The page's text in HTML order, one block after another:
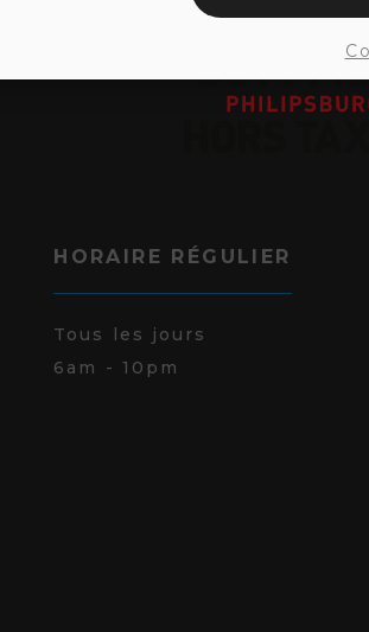
HORAIRE RÉGULIER
Tous les jours
6am - 10pm